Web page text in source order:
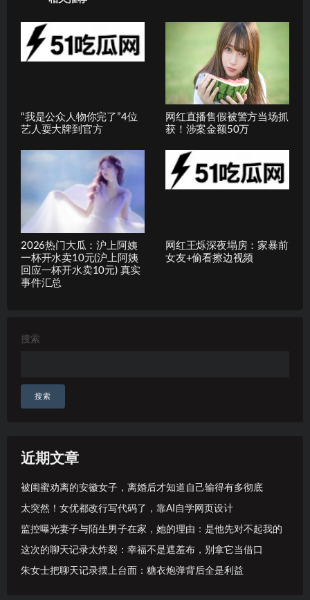
“我是公众人物你完了”4位
艺人耍大牌到官方
网红直播售假被警方当场抓
获！涉案金额50万
2026热门大瓜：沪上阿姨
一杯开水卖10元(沪上阿姨
回应一杯开水卖10元) 真实
事件汇总
网红王烁深夜塌房：家暴前
女友+偷看擦边视频
搜索
搜索
近期文章
被闺蜜劝离的安徽女子，离婚后才知道自己输得有多彻底
太突然！女优都改行写代码了，靠AI自学网页设计
监控曝光妻子与陌生男子在家，她的理由：是他先对不起我的
这次的聊天记录太炸裂：幸福不是遮羞布，别拿它当借口
朱女士把聊天记录摆上台面：糖衣炮弹背后全是利益